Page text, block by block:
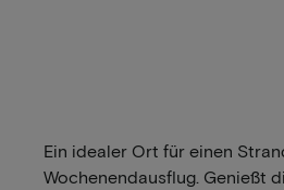
Ein idealer Ort für einen
Wochenendausflug. Genießt